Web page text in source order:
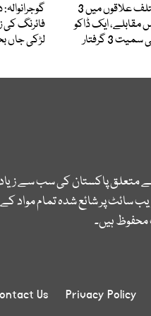
کراچی: مختلف علاقوں میں 3
مقابلے، ایک ڈاکو
3 گرفتار
لڑکی جاں
متعلق پاکستان کی سب سے
سائٹ پر شائع شدہ تمام مواد کے
ہیں۔
Privacy Policy
Us